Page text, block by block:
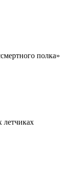
полка»
летчиках